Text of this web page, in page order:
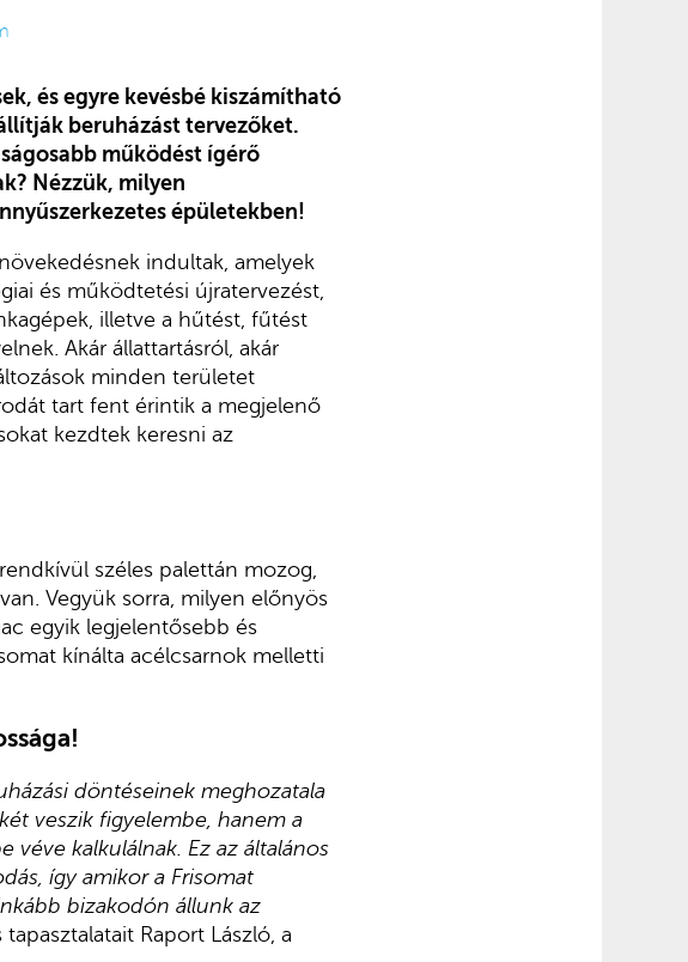
és egyre kevésbé kiszámítható
beruházást tervezőket.
működést ígérő
Nézzük, milyen
épületekben!
indultak, amelyek
és működtetési újratervezést,
illetve a hűtést, fűtést
Akár állattartásról, akár
minden területet
tart fent érintik a megjelenő
kezdtek keresni az
széles palettán mozog,
Vegyük sorra, milyen előnyös
egyik legjelentősebb és
kínálta acélcsarnok melletti
döntéseinek meghozatala
veszik figyelembe, hanem a
véve kalkulálnak. Ez az általános
így amikor a Frisomat
bizakodón állunk az
Raport László, a